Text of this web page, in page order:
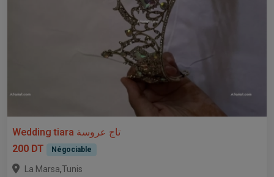
Wedding tiara تاج عروسة
200 DT
Négociable
La Marsa,Tunis